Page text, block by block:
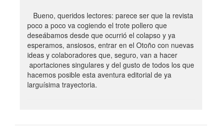
Bueno, queridos lectores: parece ser que la revista
poco a poco va cogiendo el trote pollero que
deseábamos desde que ocurrió el colapso y ya
esperamos, ansiosos, entrar en el Otoño con nuevas
ideas y colaboradores que, seguro, van a hacer
aportaciones singulares y del gusto de todos los que
hacemos posible esta aventura editorial de ya
larguísima trayectoria.